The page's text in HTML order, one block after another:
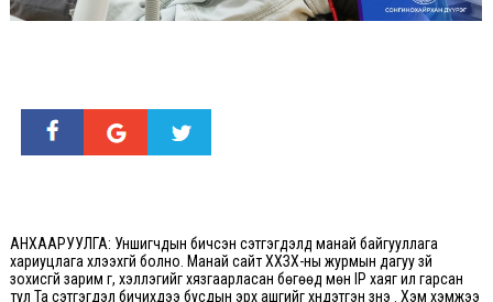
АНХААРУУЛГА: Уншигчдын бичсэн сэтгэгдэлд манай байгууллага
хариуцлага хүлээхгүй болно. Манай сайт ХХЗХ-ны журмын дагуу зүй
зохисгүй зарим үг, хэллэгийг хязгаарласан бөгөөд мөн IP хаяг ил гарсан
тул Та сэтгэгдэл бичихдээ бусдын эрх ашгийг хүндэтгэн үзнэ үү. Хэм хэмжээ